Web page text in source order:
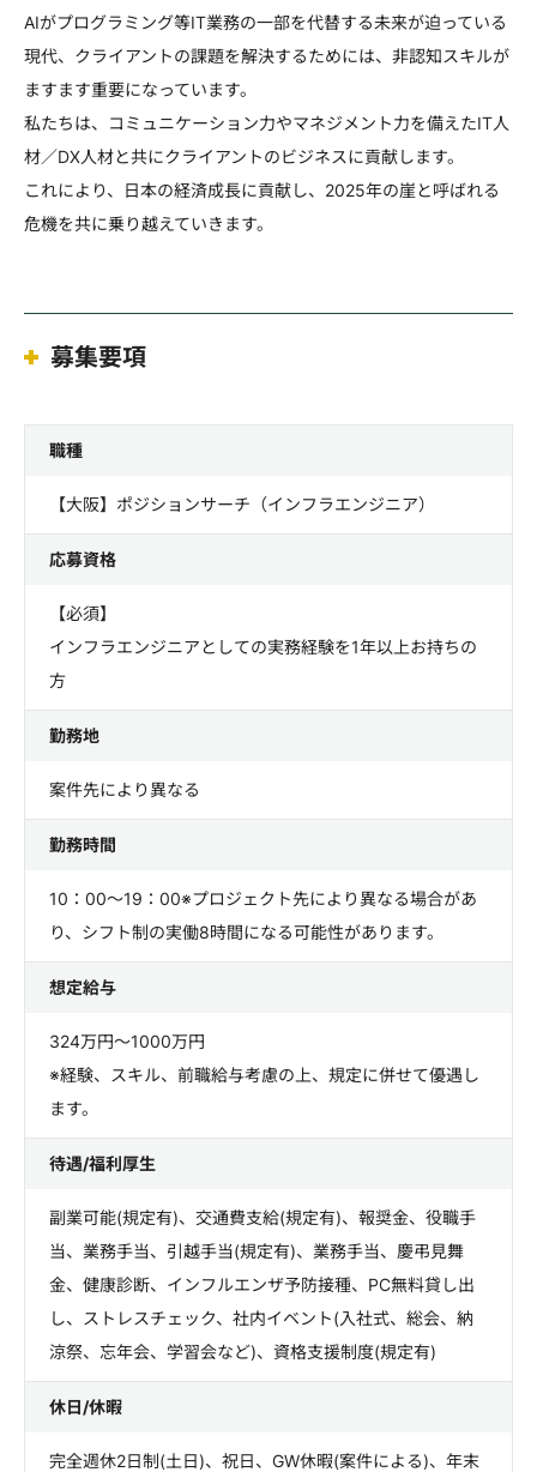
AIがプログラミング等IT業務の一部を代替する未来が迫っている
現代、クライアントの課題を解決するためには、非認知スキルが
ますます重要になっています。
私たちは、コミュニケーション力やマネジメント力を備えたIT人
材／DX人材と共にクライアントのビジネスに貢献します。
これにより、日本の経済成長に貢献し、2025年の崖と呼ばれる
危機を共に乗り越えていきます。
募集要項
職種
【大阪】ポジションサーチ（インフラエンジニア）
応募資格
【必須】
インフラエンジニアとしての実務経験を1年以上お持ちの
方
勤務地
案件先により異なる
勤務時間
10：00～19：00※プロジェクト先により異なる場合があ
り、シフト制の実働8時間になる可能性があります。
想定給与
324万円～1000万円
※経験、スキル、前職給与考慮の上、規定に併せて優遇し
ます。
待遇/福利厚生
副業可能(規定有)、交通費支給(規定有)、報奨金、役職手
当、業務手当、引越手当(規定有)、業務手当、慶弔見舞
金、健康診断、インフルエンザ予防接種、PC無料貸し出
し、ストレスチェック、社内イベント(入社式、総会、納
涼祭、忘年会、学習会など)、資格支援制度(規定有)
休日/休暇
完全週休2日制(土日)、祝日、GW休暇(案件による)、年末